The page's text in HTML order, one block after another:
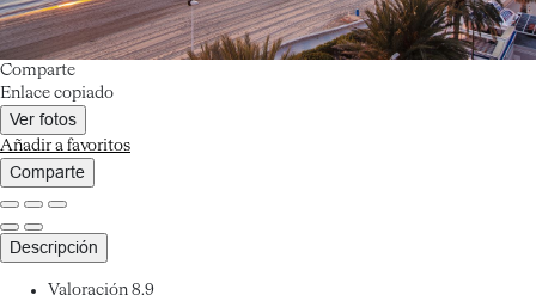
Comparte
Enlace copiado
Ver fotos
Añadir a favoritos
Comparte
Descripción
Valoración 8.9